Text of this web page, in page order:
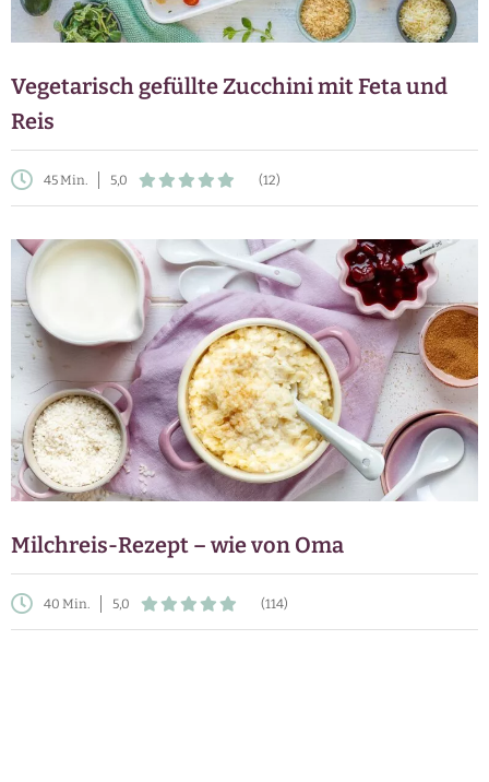
Vegetarisch gefüllte Zucchini mit Feta und
Reis
45 Min. 5,0 (12)
Milchreis-Rezept – wie von Oma
40 Min. 5,0 (114)